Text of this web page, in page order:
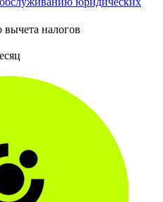
вычета налогов